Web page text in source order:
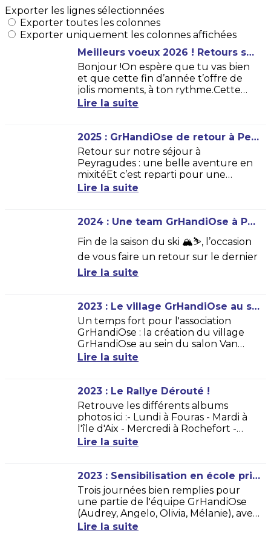
Exporter les lignes sélectionnées
Exporter toutes les colonnes
Exporter uniquement les colonnes affichées
Meilleurs voeux 2026 ! Retours sur 2025 et suite de l'aventure...
Bonjour !On espère que tu vas bien
et que cette fin d’année t’offre de
jolis moments, à ton rythme.Cette
année encore, GrHandiOse a été sur
Lire la suite
2025 : GrHandiOse de retour à Peyragudes !
Retour sur notre séjour à
Peyragudes : une belle aventure en
mixitéEt c’est reparti pour une
nouvelle saison validée à la station de
Lire la suite
2024 : Une team GrHandiOse à Peyragudes !
Fin de la saison du ski 🏔️⛷️, l’occasion
de vous faire un retour sur le dernier
séjour d’une team GrHandiOse à la
Station de Peyragudes.Un
Lire la suite
2023 : Le village GrHandiOse au salon Van Expédition !
Un temps fort pour l'association
GrHandiOse : la création du village
GrHandiOse au sein du salon Van
Expédition. Une première mondiale
Lire la suite
2023 : Le Rallye Dérouté !
Retrouve les différents albums
photos ici :- Lundi à Fouras - Mardi à
l'île d'Aix - Mercredi à Rochefort -
Jeudi à La RochelleUne joyeuse
Lire la suite
2023 : Sensibilisation en école primaire, Parentis-en-Born (40)
Trois journées bien remplies pour
une partie de l'équipe GrHandiOse
(Audrey, Angelo, Olivia, Mélanie), avec
trois classes à sensibiliser au handicap.
Lire la suite